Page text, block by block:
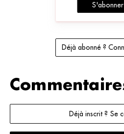
S'abonner
Déjà abonné ?
Déjà inscrit ? Se